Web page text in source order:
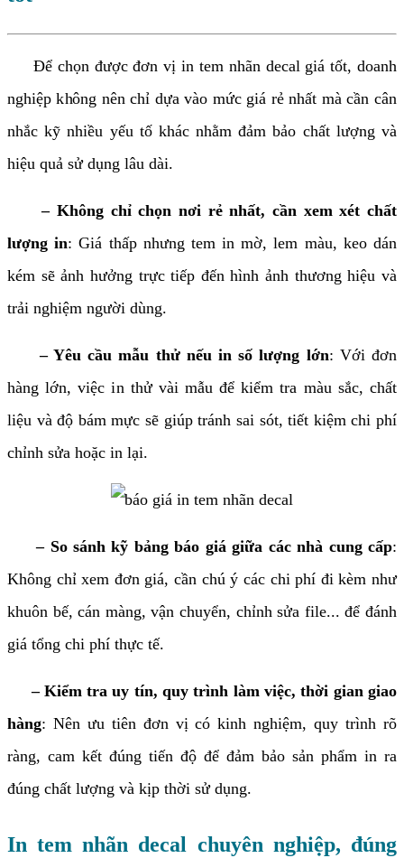
Để chọn được đơn vị in tem nhãn decal giá tốt, doanh
nghiệp không nên chỉ dựa vào mức giá rẻ nhất mà cần cân
nhắc kỹ nhiều yếu tố khác nhằm đảm bảo chất lượng và
hiệu quả sử dụng lâu dài.
– Không chỉ chọn nơi rẻ nhất, cần xem xét chất
lượng in: Giá thấp nhưng tem in mờ, lem màu, keo dán
kém sẽ ảnh hưởng trực tiếp đến hình ảnh thương hiệu và
trải nghiệm người dùng.
– Yêu cầu mẫu thử nếu in số lượng lớn: Với đơn
hàng lớn, việc in thử vài mẫu để kiểm tra màu sắc, chất
liệu và độ bám mực sẽ giúp tránh sai sót, tiết kiệm chi phí
chỉnh sửa hoặc in lại.
– So sánh kỹ bảng báo giá giữa các nhà cung cấp:
Không chỉ xem đơn giá, cần chú ý các chi phí đi kèm như
khuôn bế, cán màng, vận chuyển, chỉnh sửa file... để đánh
giá tổng chi phí thực tế.
– Kiểm tra uy tín, quy trình làm việc, thời gian giao
hàng: Nên ưu tiên đơn vị có kinh nghiệm, quy trình rõ
ràng, cam kết đúng tiến độ để đảm bảo sản phẩm in ra
đúng chất lượng và kịp thời sử dụng.
In tem nhãn decal chuyên nghiệp, đúng